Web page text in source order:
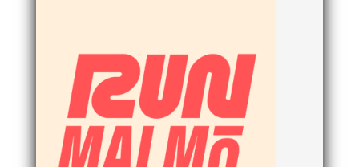
Den 24-25 februari var det SM för juniorer (K22/M22 -